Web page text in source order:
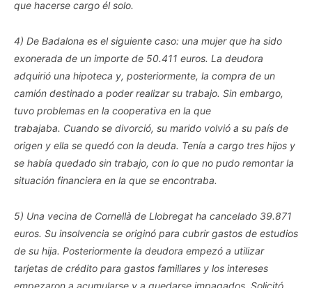
que hacerse cargo él solo.
4) De Badalona es el siguiente caso: una mujer que ha sido
exonerada de un importe de 50.411 euros. La deudora
adquirió una hipoteca y, posteriormente, la compra de un
camión destinado a poder realizar su trabajo. Sin embargo,
tuvo problemas en la cooperativa en la que
trabajaba. Cuando se divorció, su marido volvió a su país de
origen y ella se quedó con la deuda. Tenía a cargo tres hijos y
se había quedado sin trabajo, con lo que no pudo remontar la
situación financiera en la que se encontraba.
5) Una vecina de Cornellà de Llobregat ha cancelado 39.871
euros. Su insolvencia se originó para cubrir gastos de estudios
de su hija. Posteriormente la deudora empezó a utilizar
tarjetas de crédito para gastos familiares y los intereses
empezaron a acumularse y a quedarse impagados. Solicitó